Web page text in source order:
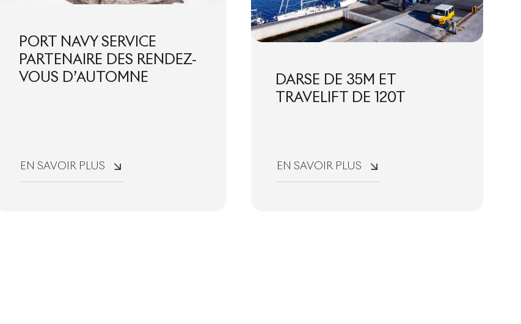
PORT NAVY SERVICE
PARTENAIRE DES RENDEZ-
VOUS D’AUTOMNE
EN SAVOIR PLUS
DARSE DE 35M ET
TRAVELIFT DE 120T
EN SAVOIR PLUS